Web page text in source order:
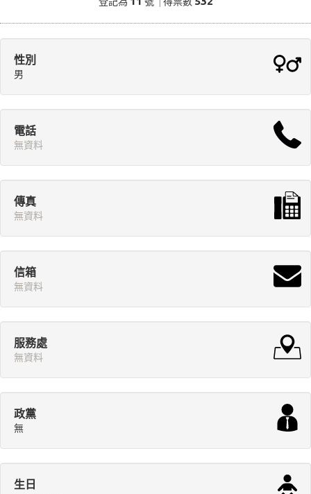
性別
男
電話
無資料
傳真
無資料
信箱
無資料
服務處
無資料
政黨
無
生日